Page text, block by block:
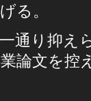
る。
通り抑え
論文を控